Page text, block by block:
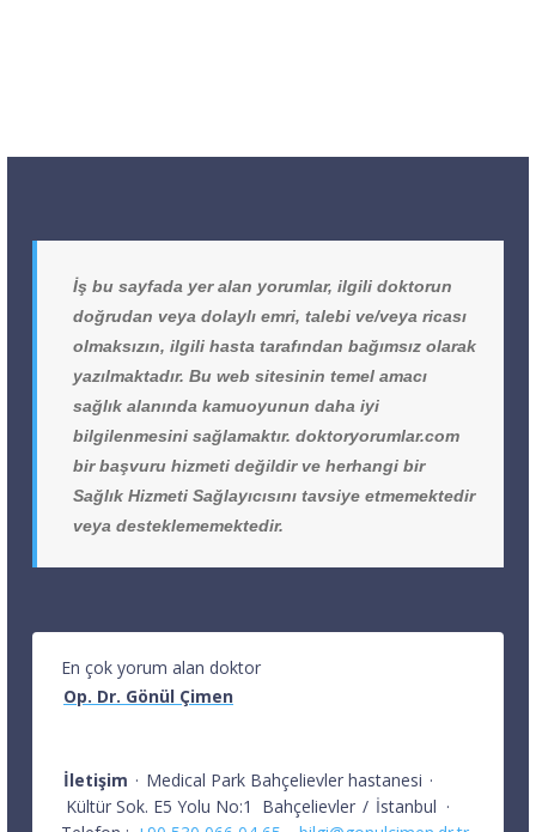
İş bu sayfada yer alan yorumlar, ilgili doktorun
doğrudan veya dolaylı emri, talebi ve/veya ricası
olmaksızın, ilgili hasta tarafından bağımsız olarak
yazılmaktadır. Bu web sitesinin temel amacı
sağlık alanında kamuoyunun daha iyi
bilgilenmesini sağlamaktır. doktoryorumlar.com
bir başvuru hizmeti değildir ve herhangi bir
Sağlık Hizmeti Sağlayıcısını tavsiye etmemektedir
veya desteklememektedir.
En çok yorum alan doktor
Op. Dr. Gönül Çimen
İletişim · Medical Park Bahçelievler hastanesi ·
Kültür Sok. E5 Yolu No:1
Bahçelievler / İstanbul ·